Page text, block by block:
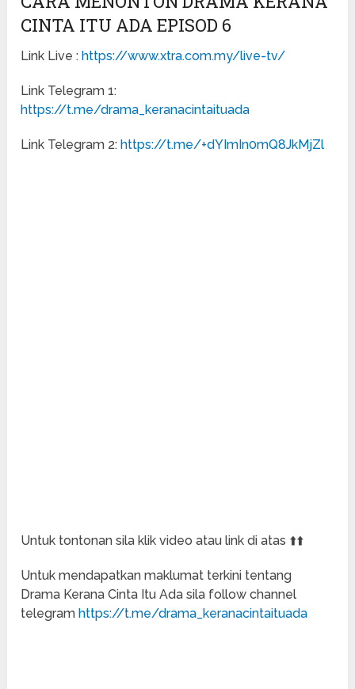
CINTA ITU ADA EPISOD 6
Link Live : https://www.xtra.com.my/live-tv/
Link Telegram 1:
https://t.me/drama_keranacintaituada
Link Telegram 2: https://t.me/+dYImIn0mQ8JkMjZl
Untuk tontonan sila klik video atau link di atas ⬆️⬆️
Untuk mendapatkan maklumat terkini tentang
Drama Kerana Cinta Itu Ada sila follow channel
telegram https://t.me/drama_keranacintaituada